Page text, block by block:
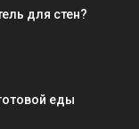
для стен?
еды